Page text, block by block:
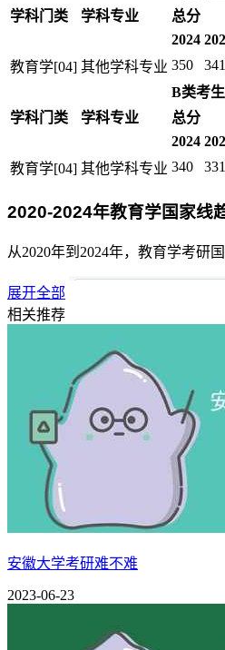
学科门类 学科专业
总分
2024
教育学[04] 其他学科专业 350 341
学科门类 学科专业
B类考生
总分
2024
教育学[04] 其他学科专业 340 331
2020-2024年教育学国家线
从2020年到2024年，教育学考研
展开全部
相关推荐
安徽大学考研难不难
2023-06-23